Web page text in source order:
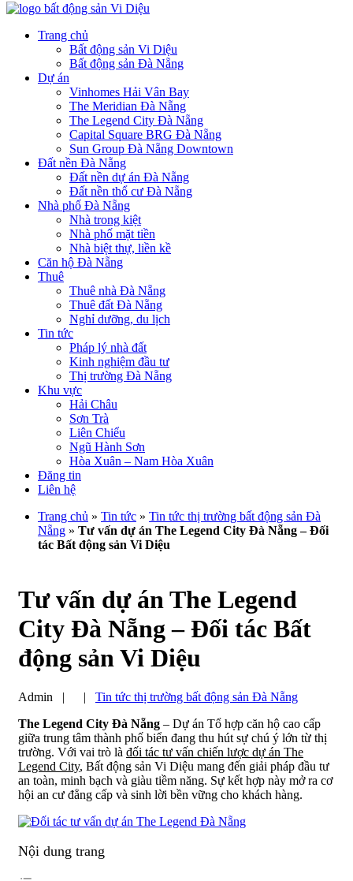
Trang chủ
Bất động sản Vi Diệu
Bất động sản Đà Nẵng
Dự án
Vinhomes Hải Vân Bay
The Meridian Đà Nẵng
The Legend City Đà Nẵng
Capital Square BRG Đà Nẵng
Sun Group Đà Nẵng Downtown
Đất nền Đà Nẵng
Đất nền dự án Đà Nẵng
Đất nền thổ cư Đà Nẵng
Nhà phố Đà Nẵng
Nhà trong kiệt
Nhà phố mặt tiền
Nhà biệt thự, liền kề
Căn hộ Đà Nẵng
Thuê
Thuê nhà Đà Nẵng
Thuê đất Đà Nẵng
Nghỉ dưỡng, du lịch
Tin tức
Pháp lý nhà đất
Kinh nghiệm đầu tư
Thị trường Đà Nẵng
Khu vực
Hải Châu
Sơn Trà
Liên Chiểu
Ngũ Hành Sơn
Hòa Xuân – Nam Hòa Xuân
Đăng tin
Liên hệ
Trang chủ » Tin tức » Tin tức thị trường bất động sản Đà
Nẵng » Tư vấn dự án The Legend City Đà Nẵng – Đối
tác Bất động sản Vi Diệu
Tư vấn dự án The Legend
City Đà Nẵng – Đối tác Bất
động sản Vi Diệu
Admin | | Tin tức thị trường bất động sản Đà Nẵng
The Legend City Đà Nẵng – Dự án Tổ hợp căn hộ cao cấp
giữa trung tâm thành phố biển đang thu hút sự chú ý lớn từ thị
trường. Với vai trò là đối tác tư vấn chiến lược dự án The
Legend City, Bất động sản Vi Diệu mang đến giải pháp đầu tư
an toàn, minh bạch và giàu tiềm năng. Sự kết hợp này mở ra cơ
hội an cư đẳng cấp và sinh lời bền vững cho khách hàng.
Nội dung trang